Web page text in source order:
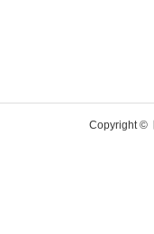
Copyright ©